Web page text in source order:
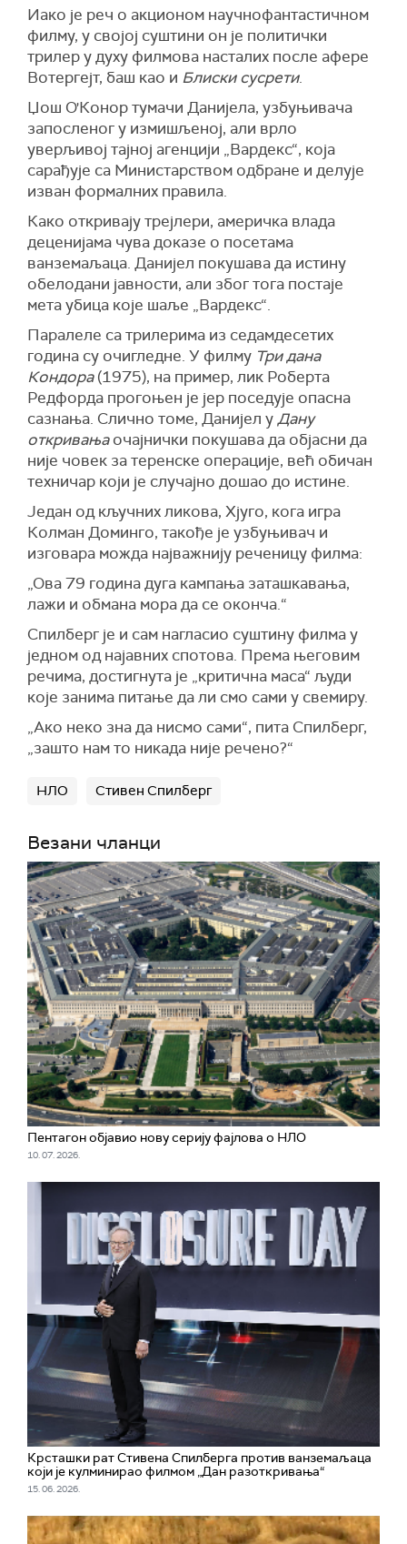
Иако је реч о акционом научнофантастичном
филму, у својој суштини он је политички
трилер у духу филмова насталих после афере
Вотергејт, баш као и Блиски сусрети.
Џош О'Конор тумачи Данијела, узбуњивача
запосленог у измишљеној, али врло
уверљивој тајној агенцији „Вардекс“, која
сарађује са Министарством одбране и делује
изван формалних правила.
Како откривају трејлери, америчка влада
деценијама чува доказе о посетама
ванземаљаца. Данијел покушава да истину
обелодани јавности, али због тога постаје
мета убица које шаље „Вардекс“.
Паралеле са трилерима из седамдесетих
година су очигледне. У филму Три дана
Кондора(1975), на пример, лик Роберта
Редфорда прогоњен је јер поседује опасна
сазнања. Слично томе, Данијел уДану
откривањаочајнички покушава да објасни да
није човек за теренске операције, већ обичан
техничар који је случајно дошао до истине.
Један од кључних ликова, Хјуго, кога игра
Колман Доминго, такође је узбуњивач и
изговара можда најважнију реченицу филма:
„Ова 79 година дуга кампања заташкавања,
лажи и обмана мора да се оконча.“
Спилберг је и сам нагласио суштину филма у
једном од најавних спотова. Према његовим
речима, достигнута је „критична маса“ људи
које занима питање да ли смо сами у свемиру.
„Ако неко зна да нисмо сами“, пита Спилберг,
„зашто нам то никада није речено?“
НЛО Стивен Спилберг
Везани чланци
Пентагон објавио нову серију фајлова о НЛО
10. 07. 2026.
Крсташки рат Стивена Спилберга против ванземаљаца
који је кулминирао филмом „Дан разоткривања“
15. 06. 2026.